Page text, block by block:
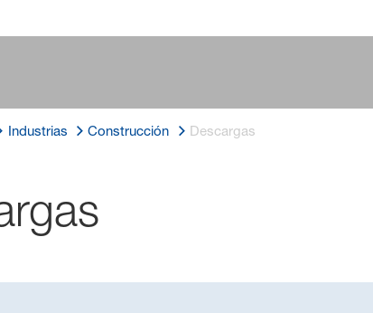
Industrias Construcción Descargas